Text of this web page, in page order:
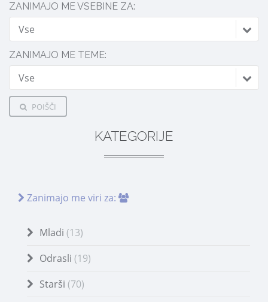
ZANIMAJO ME VSEBINE ZA:
Vse
ZANIMAJO ME TEME:
Vse
POIŠČI
KATEGORIJE
Zanimajo me viri za:
Mladi (13)
Odrasli (19)
Starši (70)